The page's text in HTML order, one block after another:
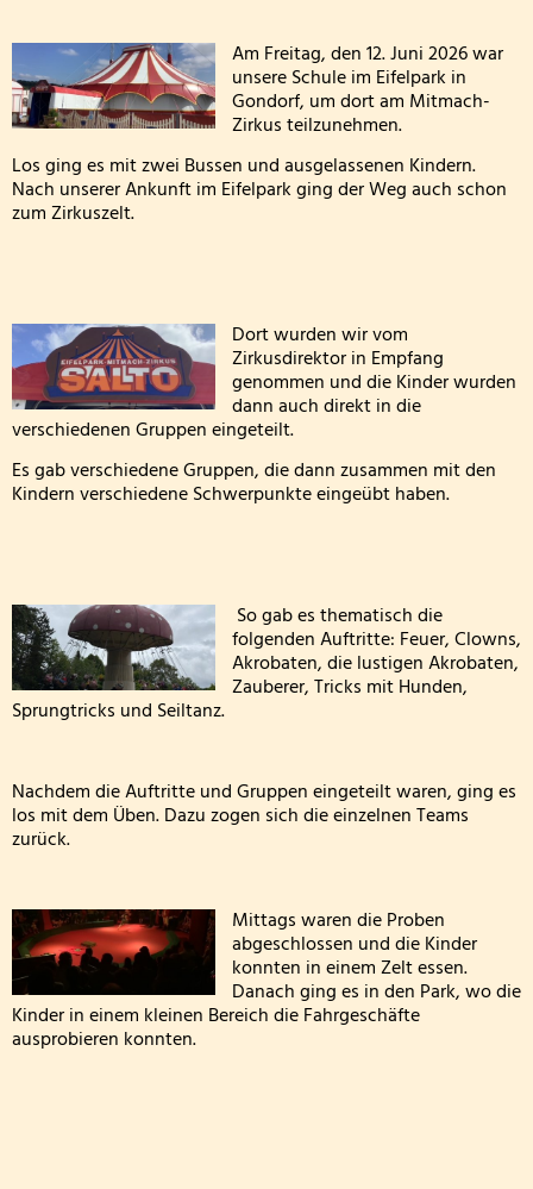
Erntedankgottesdienst der Klassenstufe 3
Leslie die Leseratte zu Besuch!
Klasse 2000 - die erste Stunde in der
Theaterfahrt nach Trier 2025
Adventsfensteraktion 3. Schuljahr-2
Handballaktionstag 2026
Besuch der dritten Klassen in der Kläranlage
Klasse 2000! bei den Wölflingen
Wandertag am 24.03.2026
Schwimmwettbewerb 2026
Rollstuhlprojekt
Die Wölflinge in der Bäckerei Wildbadmühle
Kooperationen
Geschichte und Informationen zum
Gondorf
Am Freitag, den 12. Juni 2026 war
unsere Schule im Eifelpark in
Gondorf, um dort am Mitmach-
Zirkus teilzunehmen.
Los ging es mit zwei Bussen und ausgelassenen Kindern.
Nach unserer Ankunft im Eifelpark ging der Weg auch schon
zum Zirkuszelt.
Dort wurden wir vom
Zirkusdirektor in Empfang
genommen und die Kinder wurden
dann auch direkt in die
verschiedenen Gruppen eingeteilt.
Es gab verschiedene Gruppen, die dann zusammen mit den
Kindern verschiedene Schwerpunkte eingeübt haben.
So gab es thematisch die
folgenden Auftritte: Feuer, Clowns,
Akrobaten, die lustigen Akrobaten,
Zauberer, Tricks mit Hunden,
Sprungtricks und Seiltanz.
Nachdem die Auftritte und Gruppen eingeteilt waren, ging es
los mit dem Üben. Dazu zogen sich die einzelnen Teams
zurück.
Mittags waren die Proben
abgeschlossen und die Kinder
konnten in einem Zelt essen.
Danach ging es in den Park, wo die
Kinder in einem kleinen Bereich die Fahrgeschäfte
ausprobieren konnten.